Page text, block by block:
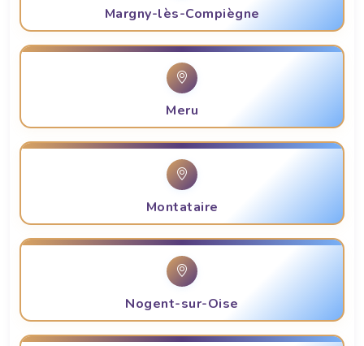
Margny-lès-Compiègne
Meru
Montataire
Nogent-sur-Oise